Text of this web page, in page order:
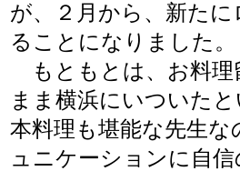
が、２月から、新た
ることになりました。
もともとは、お料理
まま横浜にいついた
本料理も堪能な先生
ュニケーションに自